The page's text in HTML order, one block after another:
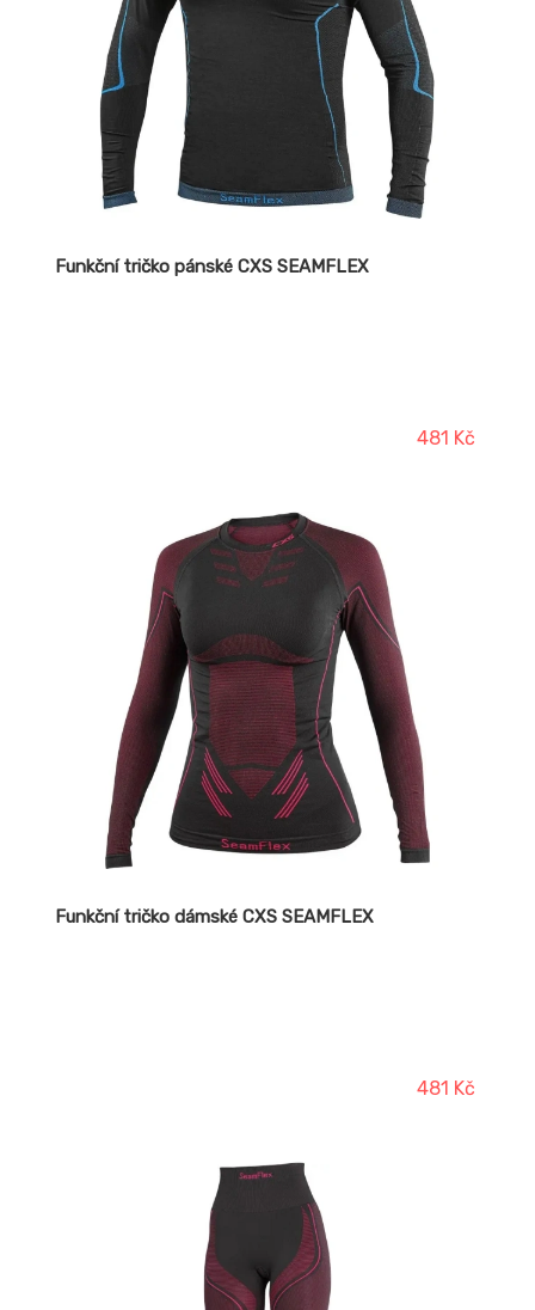
Funkční tričko pánské CXS SEAMFLEX
481 Kč
Funkční tričko dámské CXS SEAMFLEX
481 Kč